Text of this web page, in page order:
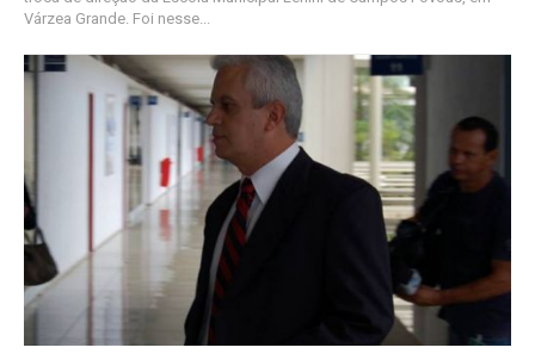
exclusivo
Grátis
Gratuitamente / para sempre
Acesso as notícias publicas
Várzea Grande. Foi nesse...